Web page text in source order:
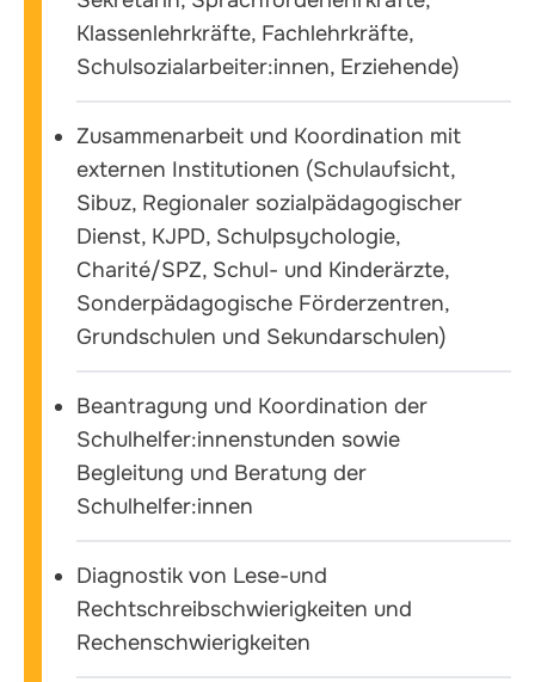
Klassenlehrkräfte, Fachlehrkräfte,
Schulsozialarbeiter:innen, Erziehende)
Zusammenarbeit und Koordination mit
externen Institutionen (Schulaufsicht,
Sibuz, Regionaler sozialpädagogischer
Dienst, KJPD, Schulpsychologie,
Charité/SPZ, Schul- und Kinderärzte,
Sonderpädagogische Förderzentren,
Grundschulen und Sekundarschulen)
Beantragung und Koordination der
Schulhelfer:innenstunden sowie
Begleitung und Beratung der
Schulhelfer:innen
Diagnostik von Lese-und
Rechtschreibschwierigkeiten und
Rechenschwierigkeiten